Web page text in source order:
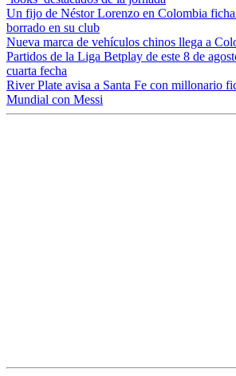
Un fijo de Néstor Lorenzo en Colombia
borrado en su club
Nueva marca de vehículos chinos llega a
Partidos de la Liga Betplay de este 8 de
cuarta fecha
River Plate avisa a Santa Fe con millonario
Mundial con Messi